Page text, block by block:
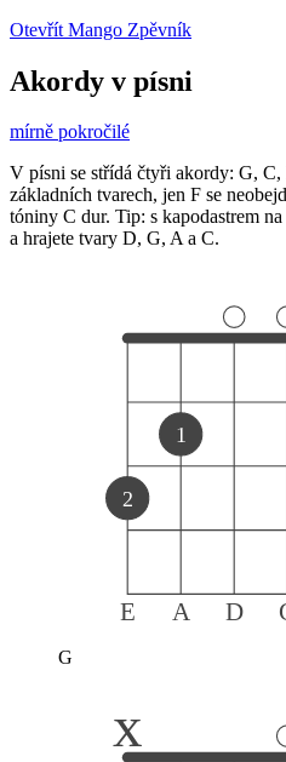
Otevřít Mango Zpěvník
Akordy v písni
mírně pokročilé
V písni se střídá čtyři akordy: G,
základních tvarech, jen F se
tóniny C dur. Tip: s kapodastrem
a hrajete tvary D, G, A a C.
E A D
2
1
G
x